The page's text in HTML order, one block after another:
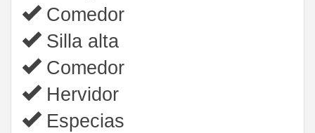
Comedor
Silla alta
Comedor
Hervidor
Especias